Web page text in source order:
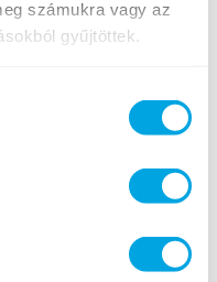
számukra vagy az
gyűjtöttek.
között lézerharc,
és VR-
helyszínünkről,